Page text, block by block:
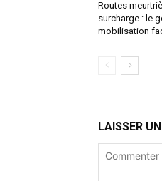
Routes
surcharge : le
mobilisation
LAISSER